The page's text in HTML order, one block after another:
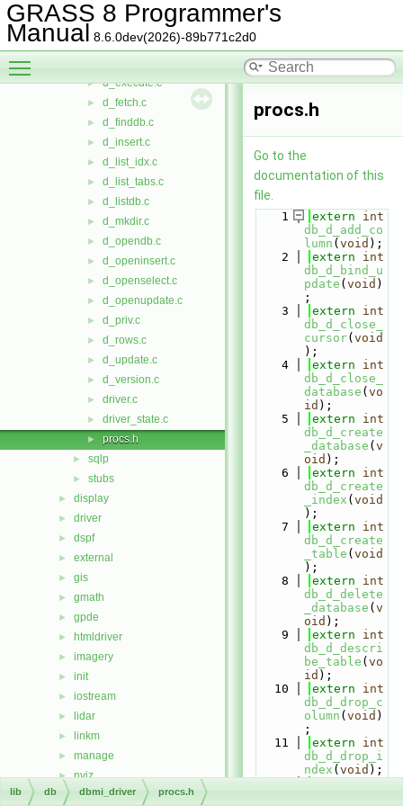
GRASS 8 Programmer's
Manual 8.6.0dev(2026)-89b771c2d0
► d_drop_col.c
► d_drop_index.c
► d_drop_tab.c
► d_execute.c
► d_fetch.c
► d_finddb.c
► d_insert.c
► d_list_idx.c
► d_list_tabs.c
► d_listdb.c
► d_mkdir.c
► d_opendb.c
► d_openinsert.c
► d_openselect.c
► d_openupdate.c
► d_priv.c
► d_rows.c
► d_update.c
► d_version.c
► driver.c
► driver_state.c
► procs.h
► sqlp
► stubs
► display
► driver
► dspf
► external
► gis
► gmath
► gpde
► htmldriver
► imagery
► init
► iostream
► lidar
► linkm
► manage
► nviz
► ogsf
procs.h
Go to the
documentation of this
file.
    1
extern
int
db_d_add_co
lumn ( void );
    2
extern
int
db_d_bind_u
pdate ( void )
;
    3
extern
int
db_d_close_
cursor( void
);
    4
extern
int
db_d_close_
database ( vo
id );
    5
extern
int
db_d_create
_database ( v
oid );
    6
extern
int
db_d_create
_index ( void
);
    7
extern
int
db_d_create
_table ( void
);
    8
extern
int
db_d_delete
_database ( v
oid );
    9
extern
int
db_d_descri
be_table ( vo
id );
   10
extern
int
db_d_drop_c
olumn ( void )
;
   11
extern
int
db_d_drop_i
ndex ( void );
lib db dbmi_driver procs.h